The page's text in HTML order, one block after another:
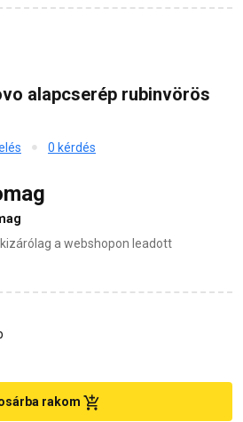
alapcserép rubinvörös
0 kérdés
a webshopon leadott
rakom